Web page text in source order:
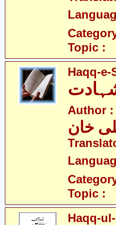
Topic :
Haqq-e-
Author :
خان
Topic :
Haqq-